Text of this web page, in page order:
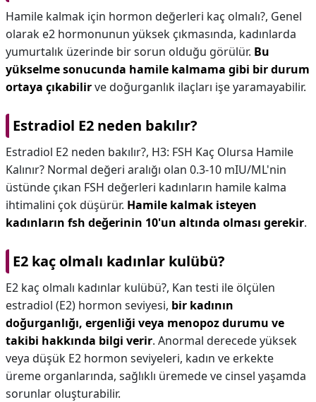
Hamile kalmak için hormon değerleri kaç olmalı?, Genel
olarak e2 hormonunun yüksek çıkmasında, kadınlarda
yumurtalık üzerinde bir sorun olduğu görülür. Bu
yükselme sonucunda hamile kalmama gibi bir durum
ortaya çıkabilirve doğurganlık ilaçları işe yaramayabilir.
Estradiol E2 neden bakılır?
Estradiol E2 neden bakılır?, H3: FSH Kaç Olursa Hamile
Kalınır? Normal değeri aralığı olan 0.3-10 mIU/ML'nin
üstünde çıkan FSH değerleri kadınların hamile kalma
ihtimalini çok düşürür. Hamile kalmak isteyen
kadınların fsh değerinin 10'un altında olması gerekir.
E2 kaç olmalı kadınlar kulübü?
E2 kaç olmalı kadınlar kulübü?, Kan testi ile ölçülen
estradiol (E2) hormon seviyesi, bir kadının
doğurganlığı, ergenliği veya menopoz durumu ve
takibi hakkında bilgi verir. Anormal derecede yüksek
veya düşük E2 hormon seviyeleri, kadın ve erkekte
üreme organlarında, sağlıklı üremede ve cinsel yaşamda
sorunlar oluşturabilir.